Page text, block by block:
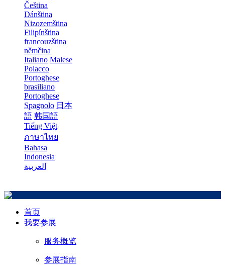
Čeština
Dánština
Nizozemština
Filipínština
francouzština
němčina
Italiano Malese
Polacco
Portoghese
brasiliano
Portoghese
Spagnolo 日本
語 韩国語
Tiếng Việt
ภาษาไทย
Bahasa
Indonesia
العربية
首页
我要参展
服务概览
参展指南